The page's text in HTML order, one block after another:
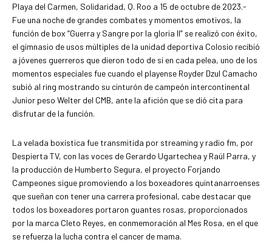
Playa del Carmen, Solidaridad, Q. Roo a 15 de octubre de 2023.-
Fue una noche de grandes combates y momentos emotivos, la
función de box “Guerra y Sangre por la gloria II” se realizó con éxito,
el gimnasio de usos múltiples de la unidad deportiva Colosio recibió
a jóvenes guerreros que dieron todo de si en cada pelea, uno de los
momentos especiales fue cuando el playense Royder Dzul Camacho
subió al ring mostrando su cinturón de campeón intercontinental
Junior peso Welter del CMB, ante la afición que se dió cita para
disfrutar de la función.
La velada boxística fue transmitida por streaming y radio fm, por
Despierta TV, con las voces de Gerardo Ugartechea y Raúl Parra, y
la producción de Humberto Segura, el proyecto Forjando
Campeones sigue promoviendo a los boxeadores quintanarroenses
que sueñan con tener una carrera profesional, cabe destacar que
todos los boxeadores portaron guantes rosas, proporcionados
por la marca Cleto Reyes, en conmemoración al Mes Rosa, en el que
se refuerza la lucha contra el cancer de mama.